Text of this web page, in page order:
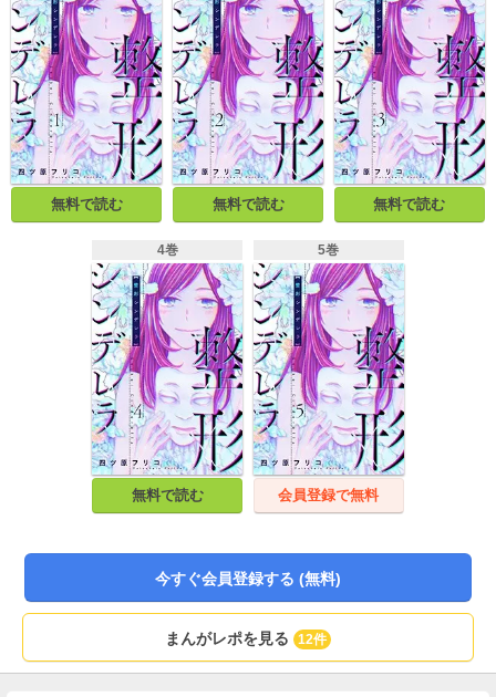
無料で読む 無料で読む 無料で読む
4巻
無料で読む
5巻
会員登録で無料
今すぐ会員登録する (無料)
まんがレポを見る 12件